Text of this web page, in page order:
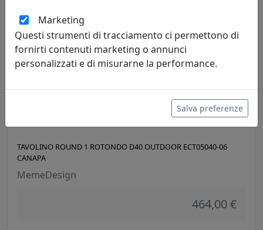
TAVOLINO ROUND 1 ROTONDO D40 OUTDOOR ECT05040-06
CANAPA
MemeDesign
464,00 €
Marketing
Questi strumenti di tracciamento ci permettono di
fornirti contenuti marketing o annunci
personalizzati e di misurarne la performance.
Salva preferenze